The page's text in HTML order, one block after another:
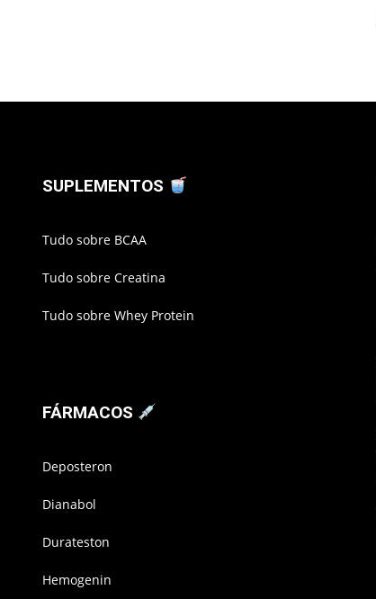
SUPLEMENTOS
Tudo sobre BCAA
Tudo sobre Creatina
Tudo sobre Whey Protein
FÁRMACOS
Deposteron
Dianabol
Durateston
Hemogenin